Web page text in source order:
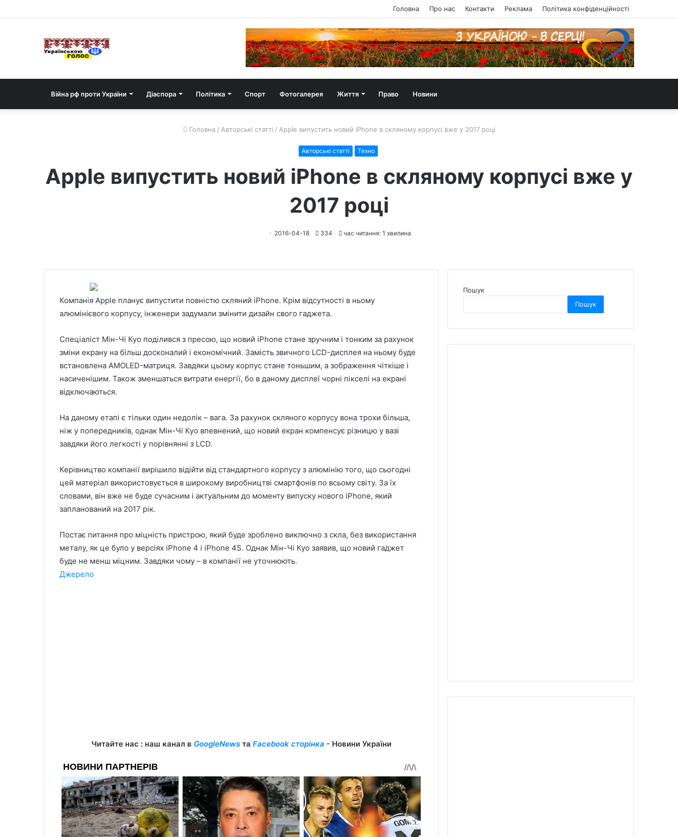
Головна Про нас Контакти Реклама Політика конфіденційності
Війна рф проти України Діаспора Політика Спорт Фотогалерея Життя Право Новини
Головна / Авторські статті / Apple випустить новий iPhone в скляному корпусі вже у 2017 році
Авторські статті Техно
Apple випустить новий iPhone в скляному корпусі вже у
2017 році
2016-04-18 334 час читання: 1 хвилина
Компанія Apple планує випустити повністю скляний iPhone. Крім відсутності в ньому
алюмінієвого корпусу, інженери задумали змінити дизайн свого гаджета.
Спеціаліст Мін-Чі Куо поділився з пресою, що новий iPhone стане зручним і тонким за рахунок
зміни екрану на більш досконалий і економічний. Замість звичного LCD-дисплея на ньому буде
встановлена AMOLED-матриця. Завдяки цьому корпус стане тоньшим, а зображення чіткіше і
насиченішим. Також зменшаться витрати енергії, бо в даному дисплеї чорні пікселі на екрані
відключаються.
На даному етапі є тільки один недолік – вага. За рахунок скляного корпусу вона трохи більша,
ніж у попередників, однак Мін-Чі Куо впевнений, що новий екран компенсує різницю у вазі
завдяки його легкості у порівнянні з LCD.
Керівництво компанії вирішило відійти від стандартного корпусу з алюмінію того, що сьогодні
цей матеріал використовується в широкому виробництві смартфонів по всьому світу. За їх
словами, він вже не буде сучасним і актуальним до моменту випуску нового iPhone, який
запланований на 2017 рік.
Постає питання про міцність пристрою, який буде зроблено виключно з скла, без використання
металу, як це було у версіях iPhone 4 і iPhone 4S. Однак Мін-Чі Куо заявив, що новий гаджет
буде не менш міцним. Завдяки чому – в компанії не уточнюють.
Джерело
Читайте нас : наш канал в GoogleNewsта Facebook сторінка - Новини України
Пошук
Пошук